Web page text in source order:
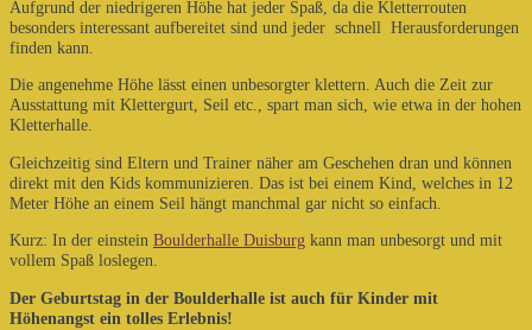
Aufgrund der niedrigeren Höhe hat jeder Spaß, da die Kletterrouten
besonders interessant aufbereitet sind und jeder schnell Herausforderungen
finden kann.
Die angenehme Höhe lässt einen unbesorgter klettern. Auch die Zeit zur
Ausstattung mit Klettergurt, Seil etc., spart man sich, wie etwa in der hohen
Kletterhalle.
Gleichzeitig sind Eltern und Trainer näher am Geschehen dran und können
direkt mit den Kids kommunizieren. Das ist bei einem Kind, welches in 12
Meter Höhe an einem Seil hängt manchmal gar nicht so einfach.
Kurz: In der einstein Boulderhalle Duisburg kann man unbesorgt und mit
vollem Spaß loslegen.
Der Geburtstag in der Boulderhalle ist auch für Kinder mit
Höhenangst ein tolles Erlebnis!